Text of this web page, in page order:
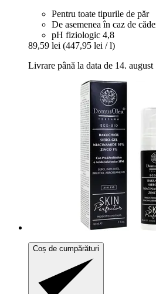
Pentru toate tipurile de păr
De asemenea în caz de
pH fiziologic 4,8
89,59 lei (447,95 lei / l)
Livrare până la data de 14. august
Coș de cumpărături